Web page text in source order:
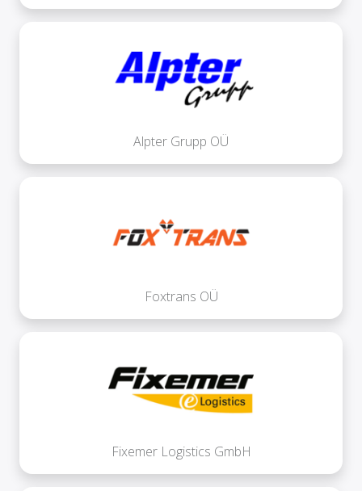
Alpter Grupp OÜ
Foxtrans OÜ
Fixemer Logistics GmbH